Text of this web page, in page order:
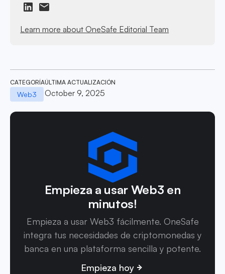
Learn more about OneSafe Editorial Team
CATEGORÍA
Web3
ÚLTIMA ACTUALIZACIÓN
October 9, 2025
Empieza a usar Web3 en
minutos!
Empieza a usar Web3 fácilmente. OneSafe
integra tus necesidades de criptomonedas y
banca en una plataforma sencilla y potente.
Empieza hoy